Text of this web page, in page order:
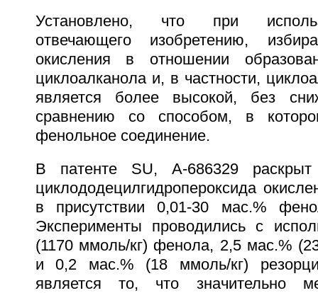
Установлено, что при
отвечающего изобретению,
окисления в отношении
циклоалканола и, в частности,
является более высокой, без
сравнению со способом, в
фенольное соединение.
В патенте SU, A-686329 раскрыт
циклододецилгидропероксида
в присутствии 0,01-30 мас.%
Эксперименты проводились с
(1170 ммоль/кг) фенола, 2,5 мас.%
и 0,2 мас.% (18 ммоль/кг)
является то, что значительно